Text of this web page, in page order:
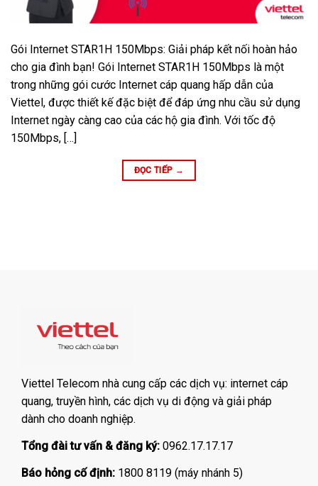
Gói Internet STAR1H 150Mbps: Giải pháp kết nối hoàn hảo
cho gia đình bạn! Gói Internet STAR1H 150Mbps là một
trong những gói cước Internet cáp quang hấp dẫn của
Viettel, được thiết kế đặc biệt để đáp ứng nhu cầu sử dụng
Internet ngày càng cao của các hộ gia đình. Với tốc độ
150Mbps, […]
ĐỌC TIẾP →
Viettel Telecom nhà cung cấp các dịch vụ: internet cáp
quang, truyền hình, các dịch vụ di động và giải pháp
dành cho doanh nghiệp.
Tổng đài tư vấn & đăng ký: 0962.17.17.17
Báo hỏng cố định: 1800 8119 (máy nhánh 5)